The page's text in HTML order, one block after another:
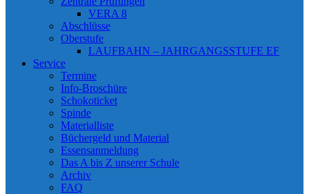
VERA 8
Abschlüsse
Oberstufe
LAUFBAHN – JAHRGANGSSTUFE EF
Service
Termine
Info-Broschüre
Schokoticket
Spinde
Materialliste
Büchergeld und Material
Essensanmeldung
Das A bis Z unserer Schule
Archiv
FAQ